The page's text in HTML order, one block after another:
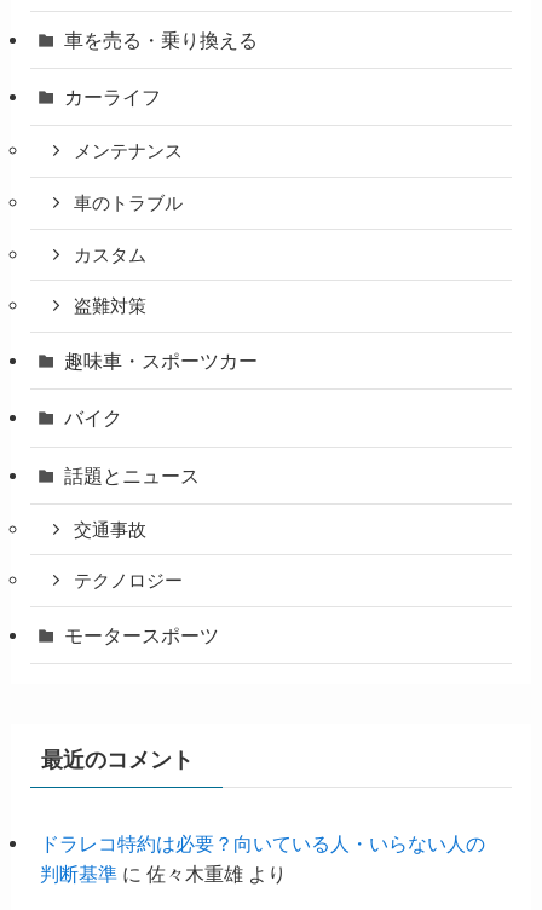
車を売る・乗り換える
カーライフ
メンテナンス
車のトラブル
カスタム
盗難対策
趣味車・スポーツカー
バイク
話題とニュース
交通事故
テクノロジー
モータースポーツ
最近のコメント
ドラレコ特約は必要？向いている人・いらない人の
判断基準に 佐々木重雄より